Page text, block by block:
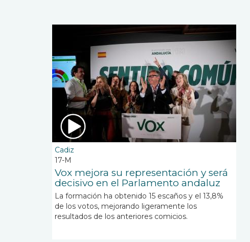
Cadiz
17-M
Vox mejora su representación y será
decisivo en el Parlamento andaluz
La formación ha obtenido 15 escaños y el 13,8%
de los votos, mejorando ligeramente los
resultados de los anteriores comicios.